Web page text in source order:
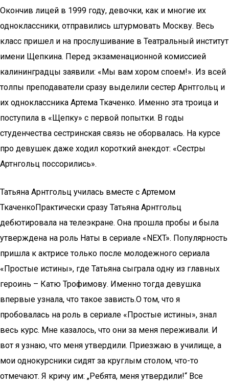
Окончив лицей в 1999 году, девочки, как и многие их
одноклассники, отправились штурмовать Москву. Весь
класс пришел и на прослушивание в Театральный институт
имени Щепкина. Перед экзаменационной комиссией
калининградцы заявили: «Мы вам хором споем!». Из всей
толпы преподаватели сразу выделили сестер Арнтгольц и
их одноклассника Артема Ткаченко. Именно эта троица и
поступила в «Щепку» с первой попытки. В годы
студенчества сестринская связь не оборвалась. На курсе
про девушек даже ходил короткий анекдот: «Сестры
Артнгольц поссорились».
Татьяна Арнтгольц училась вместе с Артемом
ТкаченкоПрактически сразу Татьяна Арнтгольц
дебютировала на телеэкране. Она прошла пробы и была
утверждена на роль Наты в сериале «NEXT». Популярность
пришла к актрисе только после молодежного сериала
«Простые истины», где Татьяна сыграла одну из главных
героинь – Катю Трофимову. Именно тогда девушка
впервые узнала, что такое зависть.О том, что я
пробовалась на роль в сериале «Простые истины», знал
весь курс. Мне казалось, что они за меня переживали. И
вот я узнаю, что меня утвердили. Приезжаю в училище, а
мои однокурсники сидят за круглым столом, что-то
отмечают. Я кричу им: „Ребята, меня утвердили!“ Все